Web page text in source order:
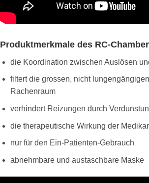
Produktmerkmale des RC-
die Koordination zwischen Auslösen
filtert die grossen, nicht
Rachenraum
verhindert Reizungen durch
die therapeutische Wirkung der
nur für den Ein-Patienten-Gebrauch
abnehmbare und austaschbare Maske